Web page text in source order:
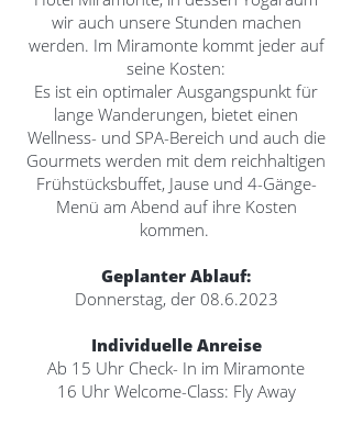
wir auch unsere Stunden machen
werden. Im Miramonte kommt jeder auf
seine Kosten:
Es ist ein optimaler Ausgangspunkt für
lange Wanderungen, bietet einen
Wellness- und SPA-Bereich und auch die
Gourmets werden mit dem reichhaltigen
Frühstücksbuffet, Jause und 4-Gänge-
Menü am Abend auf ihre Kosten
kommen.
Geplanter Ablauf:
Donnerstag, der 08.6.2023
Individuelle Anreise
Ab 15 Uhr Check- In im Miramonte
16 Uhr Welcome-Class: Fly Away